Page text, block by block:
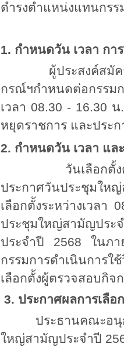
ดำรงตำแหน่งแทนกรร
1. กำหนดวัน เวลา กา
ผู้ประสงค์สมัครรับ
กรณ์ฯกำหนดต่อกรรม
เวลา 08.30 - 16.30
หยุดราชการ และประ
2. กำหนดวัน เวลา แล
วันเลือกตั้งตรงกั
ประกาศวันประชุมให
เลือกตั้งระหว่างเวล
ประชุมใหญ่สามัญประ
ประจำปี 2568 ในภา
กรรมการดำเนินการ
เลือกตั้งผู้ตรวจสอบกิจ
3. ประกาศผลการเลือ
ประธานคณะอนุกรร
ใหญ่สามัญประจำปี